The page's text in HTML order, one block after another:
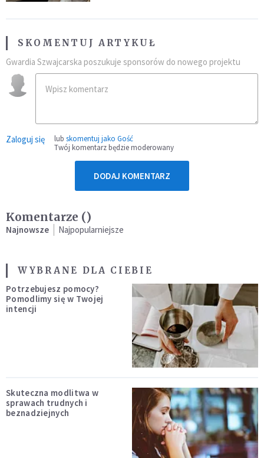
SKOMENTUJ ARTYKUŁ
Gwardia Szwajcarska poszukuje sponsorów do nowego projektu
Zaloguj się lub skomentuj jako Gość
Twój komentarz będzie moderowany
DODAJ KOMENTARZ
Komentarze ()
Najnowsze Najpopularniejsze
WYBRANE DLA CIEBIE
Potrzebujesz pomocy?
Pomodlimy się w Twojej
intencji
Skuteczna modlitwa w
sprawach trudnych i
beznadziejnych